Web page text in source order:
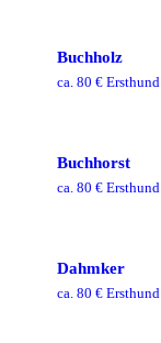
Buchholz
ca. 80 € Ersthund
Buchhorst
ca. 80 € Ersthund
Dahmker
ca. 80 € Ersthund